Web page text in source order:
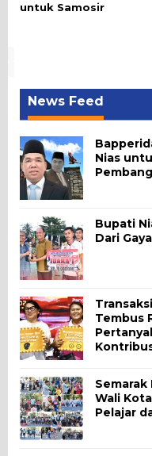
untuk Samosir
News Feed
Nias
Bupati
Dari
Tembus
Semarak
Wali
Pelajar